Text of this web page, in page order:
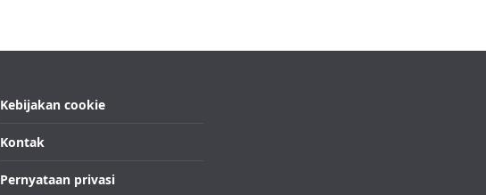
Kebijakan cookie
Kontak
Pernyataan privasi